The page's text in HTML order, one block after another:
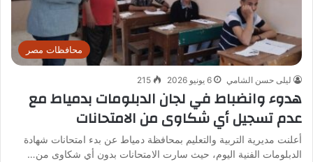
محافظات مصر
ليلى حسن الشامي 6 يونيو 2026 215
هدوء وانضباط في لجان الدبلومات بدمياط مع
عدم تسجيل أي شكاوى من الامتحانات
أعلنت مديرية التربية والتعليم بمحافظة دمياط عن بدء امتحانات شهادة
الدبلومات الفنية اليوم، حيث سارت الامتحانات بدون أي شكاوى من…